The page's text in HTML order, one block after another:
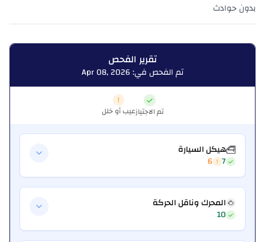
بدون حوادث
تقرير الفحص
تم الفحص في: Apr 08, 2026
تم الاجتيازعيب أو خلل
هيكل السيارة
7
6
المحرك وناقل الحركة
10